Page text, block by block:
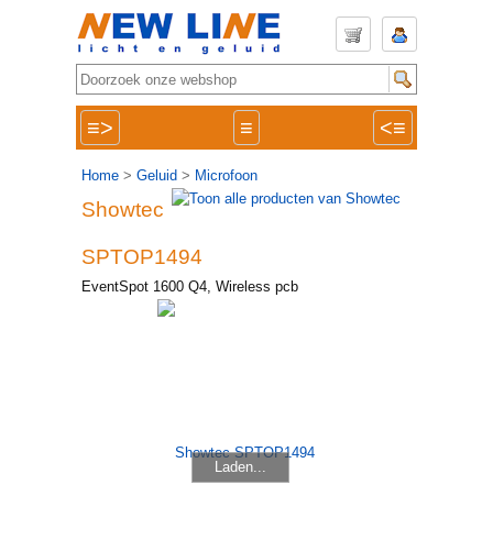
≡> ≡ <≡
Home > Geluid > Microfoon
Showtec
SPTOP1494
EventSpot 1600 Q4, Wireless pcb
Laden...